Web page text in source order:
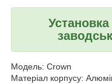
Установка
Модель: Crown
Матеріал корпусу: